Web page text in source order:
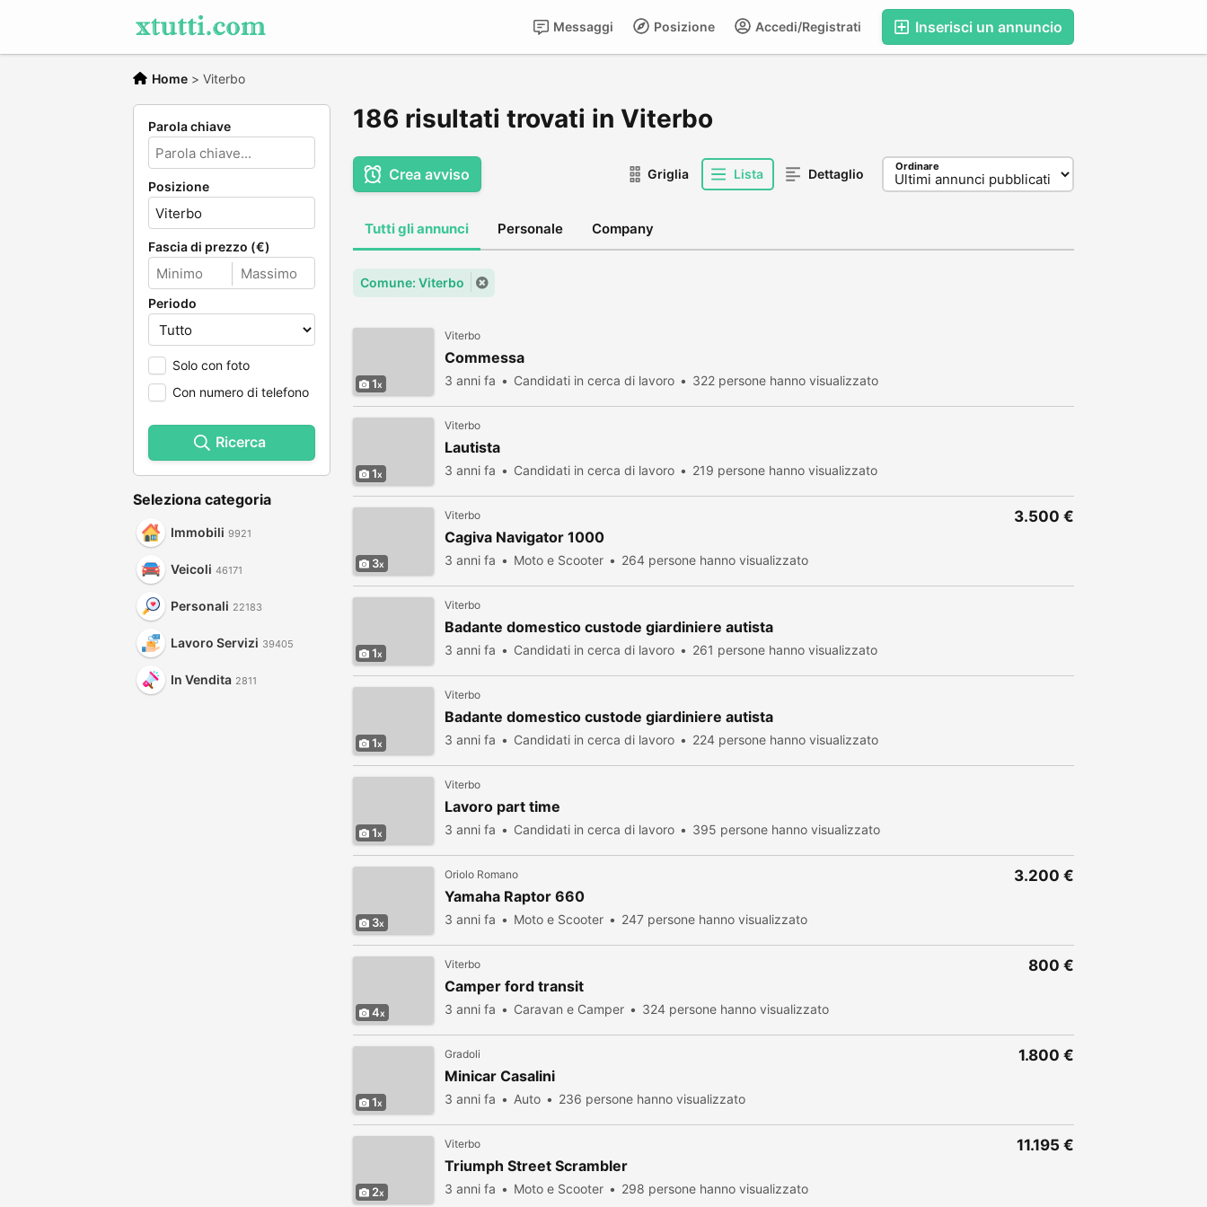
Inserisci un annuncio
Accedi/Registrati
Posizione
Messaggi
Home > Viterbo
Parola chiave
Posizione
Fascia di prezzo (€)
Periodo
Solo con foto
Con numero di telefono
Ricerca
Seleziona categoria
Immobili 9921
Veicoli 46171
Personali 22183
Lavoro Servizi 39405
In Vendita 2811
186 risultati trovati in Viterbo
Crea avviso Griglia Lista Dettaglio Ordinare
Tutti gli annunci Personale Company
Comune: Viterbo
1
Viterbo
Commessa
3 anni fa Candidati in cerca di lavoro 322 persone hanno visualizzato
1
Viterbo
Lautista
3 anni fa Candidati in cerca di lavoro 219 persone hanno visualizzato
3
Viterbo
Cagiva Navigator 1000
3 anni fa Moto e Scooter 264 persone hanno visualizzato
3.500 €
1
Viterbo
Badante domestico custode giardiniere autista
3 anni fa Candidati in cerca di lavoro 261 persone hanno visualizzato
1
Viterbo
Badante domestico custode giardiniere autista
3 anni fa Candidati in cerca di lavoro 224 persone hanno visualizzato
1
Viterbo
Lavoro part time
3 anni fa Candidati in cerca di lavoro 395 persone hanno visualizzato
3
Oriolo Romano
Yamaha Raptor 660
3 anni fa Moto e Scooter 247 persone hanno visualizzato
3.200 €
4
Viterbo
Camper ford transit
3 anni fa Caravan e Camper 324 persone hanno visualizzato
800 €
1
Gradoli
Minicar Casalini
3 anni fa Auto 236 persone hanno visualizzato
1.800 €
2
Viterbo
Triumph Street Scrambler
3 anni fa Moto e Scooter 298 persone hanno visualizzato
11.195 €